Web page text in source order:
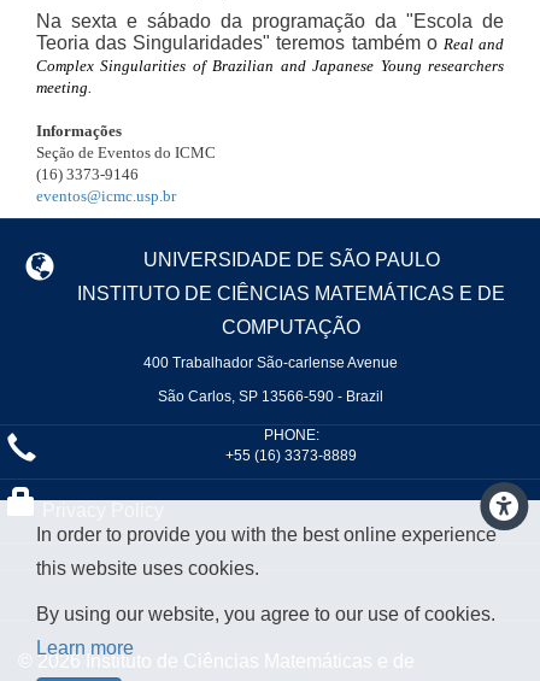
Na sexta e sábado da programação da "Escola de
Teoria das Singularidades" teremos também o Real and
Complex Singularities of Brazilian and Japanese Young researchers
meeting.
Informações
Seção de Eventos do ICMC
(16) 3373-9146
eventos@icmc.usp.br
UNIVERSIDADE DE SÃO PAULO
INSTITUTO DE CIÊNCIAS MATEMÁTICAS E DE
COMPUTAÇÃO
400 Trabalhador São-carlense Avenue
São Carlos, SP 13566-590 - Brazil
PHONE:
+55 (16) 3373-8889
© 2026 Instituto de Ciências Matemáticas e de
In order to provide you with the best online experience
this website uses cookies.
By using our website, you agree to our use of cookies.
Learn more